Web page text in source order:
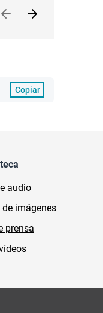
Copiar
audio
de imágenes
prensa